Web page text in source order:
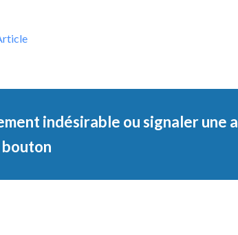
indésirable ou signaler une